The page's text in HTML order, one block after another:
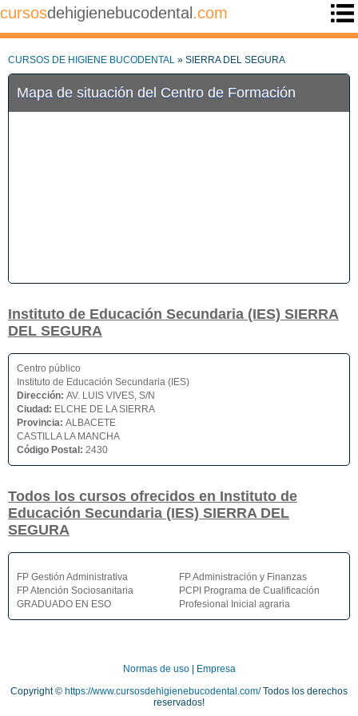
cursosdehigienebucodental .com
CURSOS DE HIGIENE BUCODENTAL » SIERRA DEL SEGURA
Mapa de situación del Centro de Formación
Instituto de Educación Secundaria (IES) SIERRA
DEL SEGURA
Centro público
Instituto de Educación Secundaria (IES)
Dirección: AV. LUIS VIVES, S/N
Ciudad: ELCHE DE LA SIERRA
Provincia: ALBACETE
CASTILLA LA MANCHA
Código Postal: 2430
Todos los cursos ofrecidos en Instituto de
Educación Secundaria (IES) SIERRA DEL
SEGURA
FP Gestión Administrativa
FP Atención Sociosanitaria
GRADUADO EN ESO
FP Administración y Finanzas
PCPI Programa de Cualificación
Profesional Inicial agraria
Normas de uso|
Empresa
Copyright © https://www.cursosdehigienebucodental.com/Todos los derechos
reservados!